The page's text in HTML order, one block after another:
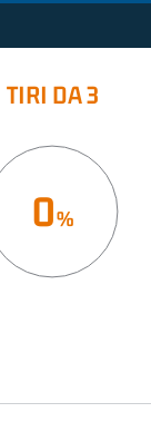
TIRI DA 3
0